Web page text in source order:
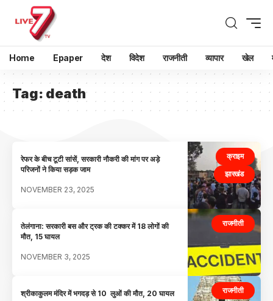
Home Epaper देश विदेश राजनीती व्यापार खेल
Tag: death
क्राइम
झारखंड
रेफर के बीच टूटी सांसें, सरकारी नौकरी की मांग पर अड़े
परिजनों ने किया सड़क जाम
NOVEMBER 23, 2025
राजनीती
तेलंगाना: सरकारी बस और ट्रक की टक्कर में 18 लोगों की
मौत, 15 घायल
NOVEMBER 3, 2025
राजनीती
श्रीकाकुलम मंदिर में भगदड़ से 10 लुओं की मौत, 20 घायल